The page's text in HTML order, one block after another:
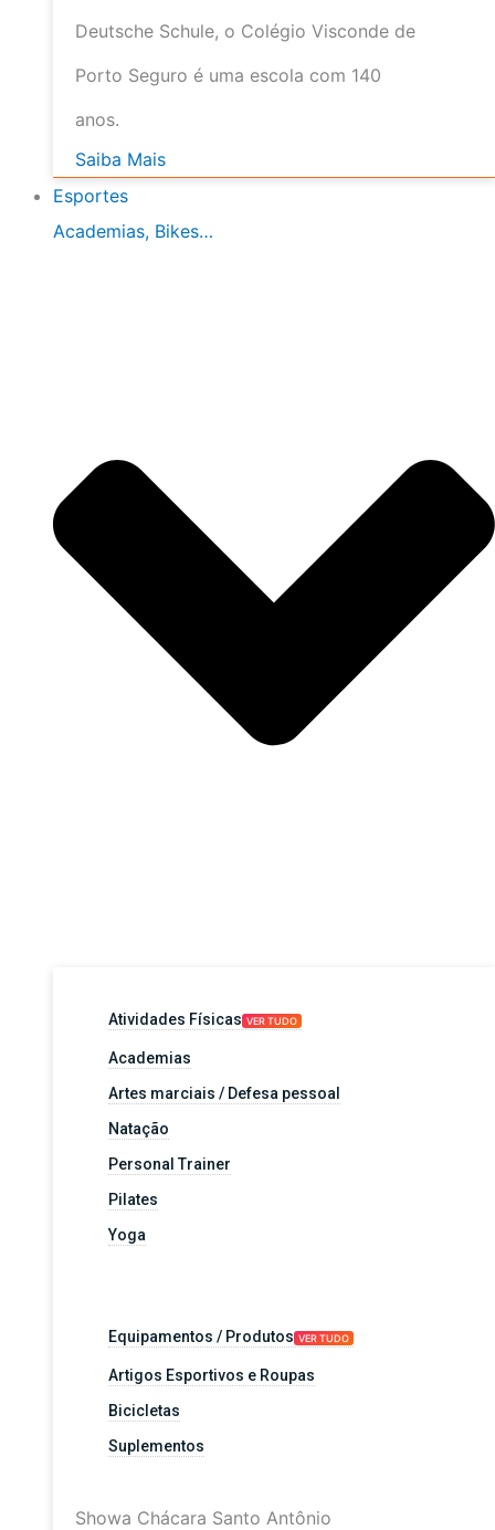
Deutsche Schule, o Colégio Visconde de
Porto Seguro é uma escola com 140
anos.
Saiba Mais
Esportes
Academias, Bikes…
Atividades Físicas VER TUDO
Academias
Artes marciais / Defesa pessoal
Natação
Personal Trainer
Pilates
Yoga
Equipamentos / Produtos VER TUDO
Artigos Esportivos e Roupas
Bicicletas
Suplementos
Showa Chácara Santo Antônio